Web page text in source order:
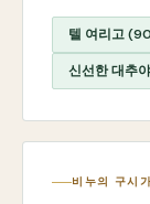
텔 여리고
신선한 대추
비누의 구시